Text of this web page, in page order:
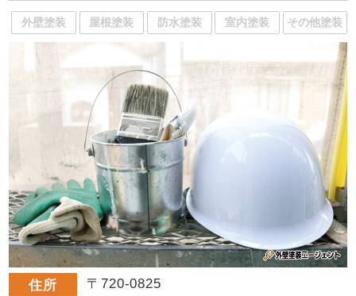
外壁塗装 屋根塗装 防水塗装 室内塗装 その他塗装
住所
〒720-0825